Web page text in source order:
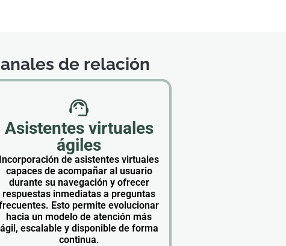
de relación
Asistentes virtuales
ágiles
Incorporación de asistentes virtuales
capaces de acompañar al usuario
durante su navegación y ofrecer
respuestas inmediatas a preguntas
Esto permite evolucionar
hacia un modelo de atención más
ágil, escalable y disponible de forma
continua.